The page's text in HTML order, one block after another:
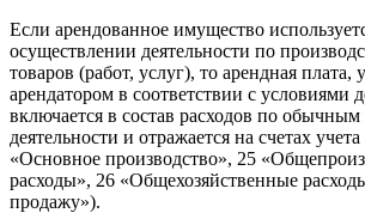
Если арендованное имущество
осуществлении деятельности по
товаров (работ, услуг), то арендная плата,
арендатором в соответствии с условиями
включается в состав расходов по
деятельности и отражается на счетах учета
«Основное производство», 25
расходы», 26 «Общехозяйственные
продажу»).